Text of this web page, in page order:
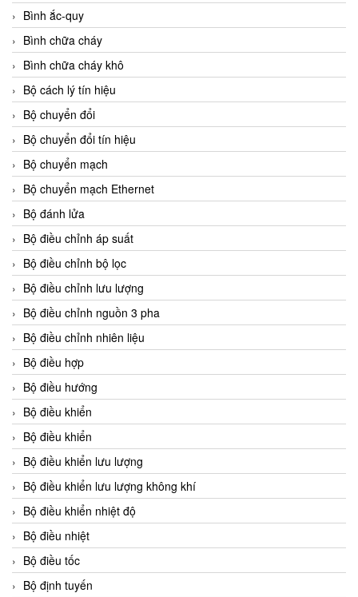
Bình ắc-quy
Bình chữa cháy
Bình chữa cháy khô
Bộ cách lý tín hiệu
Bộ chuyển đổi
Bộ chuyển đổi tín hiệu
Bộ chuyển mạch
Bộ chuyển mạch Ethernet
Bộ đánh lửa
Bộ điều chỉnh áp suất
Bộ điều chỉnh bộ lọc
Bộ điều chỉnh lưu lượng
Bộ điều chỉnh nguồn 3 pha
Bộ điều chỉnh nhiên liệu
Bộ điều hợp
Bộ điều hướng
Bộ điều khiển
Bộ điều khiển
Bộ điều khiển lưu lượng
Bộ điều khiển lưu lượng không khí
Bộ điều khiển nhiệt độ
Bộ điều nhiệt
Bộ điều tốc
Bộ định tuyến